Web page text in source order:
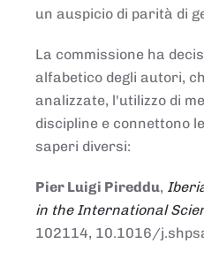
un auspicio di parità di
La commissione ha
alfabetico degli autori,
analizzate, l'utilizzo di
discipline e connettono
saperi diversi:
Pier Luigi Pireddu,
in the International
102114, 10.1016/